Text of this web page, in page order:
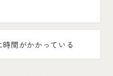
間がかかっている